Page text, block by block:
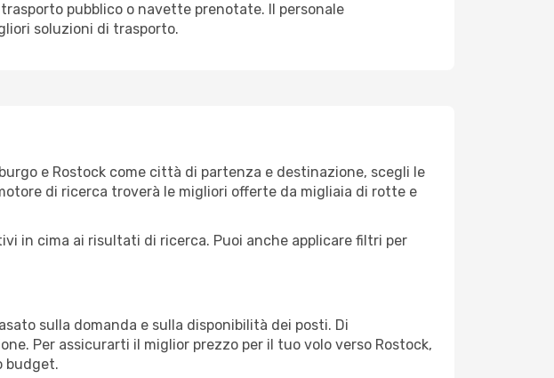
pubblico o navette prenotate. Il personale
soluzioni di trasporto.
e Rostock come città di partenza e destinazione, scegli le
di ricerca troverà le migliori offerte da migliaia di rotte e
in cima ai risultati di ricerca. Puoi anche applicare filtri per
sulla domanda e sulla disponibilità dei posti. Di
Per assicurarti il miglior prezzo per il tuo volo verso Rostock,
budget.